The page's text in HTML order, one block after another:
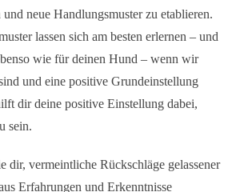
neue Handlungsmuster zu etablieren.
lassen sich am besten erlernen – und
wie für deinen Hund – wenn wir
und eine positive Grundeinstellung
dir deine positive Einstellung dabei,
sein.
dir, vermeintliche Rückschläge gelassener
Erfahrungen und Erkenntnisse